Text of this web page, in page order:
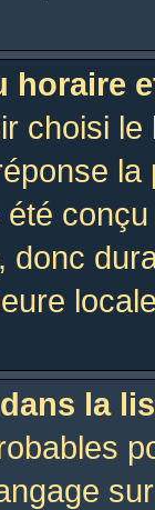
horaire
choisi
donc
la